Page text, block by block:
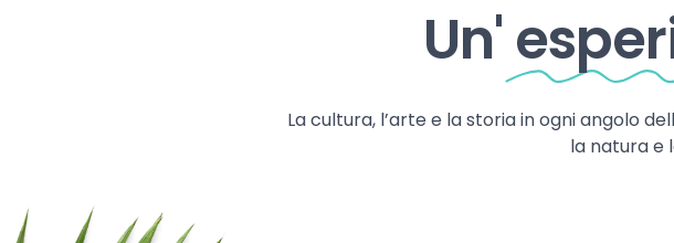
Un'
La cultura, l’arte e la storia in ogni angolo
la natura e